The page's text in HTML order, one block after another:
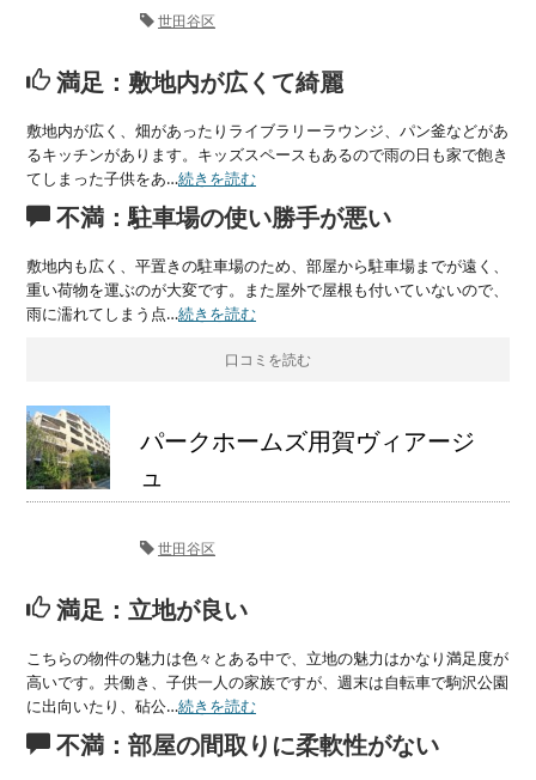
世田谷区
満足：敷地内が広くて綺麗
敷地内が広く、畑があったりライブラリーラウンジ、パン釜などがあ
るキッチンがあります。キッズスペースもあるので雨の日も家で飽き
てしまった子供をあ…続きを読む
不満：駐車場の使い勝手が悪い
敷地内も広く、平置きの駐車場のため、部屋から駐車場までが遠く、
重い荷物を運ぶのが大変です。また屋外で屋根も付いていないので、
雨に濡れてしまう点…続きを読む
口コミを読む
パークホームズ用賀ヴィアージ
ュ
世田谷区
満足：立地が良い
こちらの物件の魅力は色々とある中で、立地の魅力はかなり満足度が
高いです。共働き、子供一人の家族ですが、週末は自転車で駒沢公園
に出向いたり、砧公…続きを読む
不満：部屋の間取りに柔軟性がない